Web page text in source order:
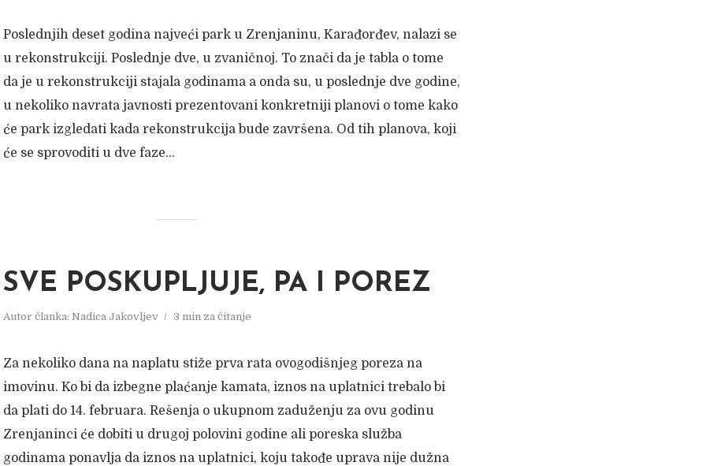
Poslednjih deset godina najveći park u Zrenjaninu, Karađorđev, nalazi se
u rekonstrukciji. Poslednje dve, u zvaničnoj. To znači da je tabla o tome
da je u rekonstrukciji stajala godinama a onda su, u poslednje dve godine,
u nekoliko navrata javnosti prezentovani konkretniji planovi o tome kako
će park izgledati kada rekonstrukcija bude završena. Od tih planova, koji
će se sprovoditi u dve faze...
SVE POSKUPLJUJE, PA I POREZ
Autor članka: Nadica Jakovljev 3 min za čitanje
Za nekoliko dana na naplatu stiže prva rata ovogodišnjeg poreza na
imovinu. Ko bi da izbegne plaćanje kamata, iznos na uplatnici trebalo bi
da plati do 14. februara. Rešenja o ukupnom zaduženju za ovu godinu
Zrenjaninci će dobiti u drugoj polovini godine ali poreska služba
godinama ponavlja da iznos na uplatnici, koju takođe uprava nije dužna